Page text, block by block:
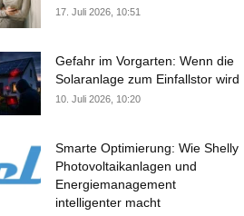
17. Juli 2026, 10:51
Gefahr im Vorgarten: Wenn die
Solaranlage zum Einfallstor wird
10. Juli 2026, 10:20
Smarte Optimierung: Wie Shelly
Photovoltaikanlagen und
Energiemanagement
intelligenter macht